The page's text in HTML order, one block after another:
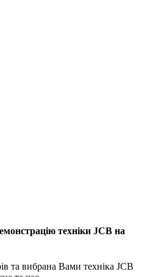
техніки JCB на
та вибрана Вами техніка JCB